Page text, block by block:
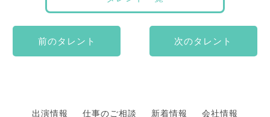
前のタレント 次のタレント
出演情報 仕事のご相談 新着情報 会社情報